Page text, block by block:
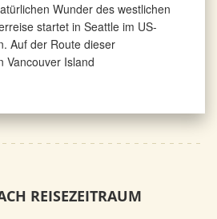
Wunder des westlichen
startet in Seattle im US-
Auf der Route dieser
Vancouver Island
REISEZEITRAUM